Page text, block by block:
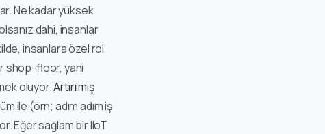
Ne kadar yüksek
dahi, insanlar
insanlara özel rol
shop-floor, yani
oluyor.Artırılmış
ile (örn; adım adım iş
Eğer sağlam bir IIoT